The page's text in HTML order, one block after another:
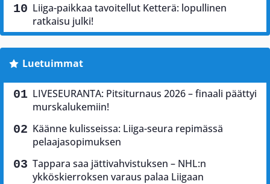
Liiga-paikkaa tavoitellut Ketterä: lopullinen
ratkaisu julki!
Luetuimmat
LIVESEURANTA: Pitsiturnaus 2026 – finaali päättyi
murskalukemiin!
Käänne kulisseissa: Liiga-seura repimässä
pelaajasopimuksen
Tappara saa jättivahvistuksen – NHL:n
ykköskierroksen varaus palaa Liigaan